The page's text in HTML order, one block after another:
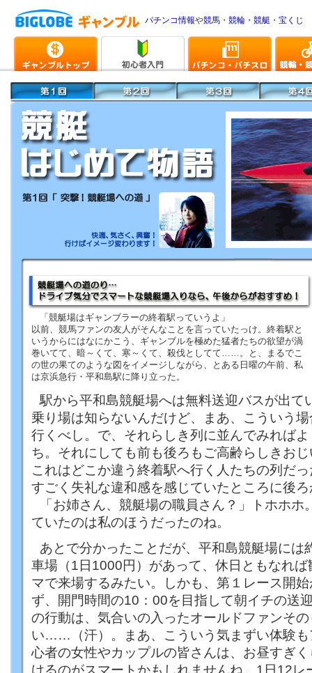
パチンコ情報や競馬 ・ 競輪・競艇 ・ 宝くじ
「競艇場はギャンブラーの終着駅っていうよ」
以前、競馬ファンの友人がそんなことを言っていたっけ。終着駅と
いうからにはなにかこう、ギャンブルを極めた猛者たちの欲望が渦
巻いてて、暗～くて、寒～くて、殺伐としてて……。と、まるでこ
の世の果てのような図をイメージしながら、とある日曜の午前、私
は京浜急行・平和島駅に降り立った。
駅から平和島競艇場へは無料送迎バスが出て
乗り場は知らないんだけど、まあ、こういう
行くべし。で、それらしき列に並んでみれば
ち。それにしても前も後ろもご高齢らしきお
これはどこか違う終着駅へ行く人たちの列だ
すごく失礼な違和感を感じていたところに後
「お姉さん、競艇場の職員さん？」トホホ
ていたのは私のほうだったのね。
あとで分かったことだが、平和島競艇場には
車場（1日1000円）があって、休日ともなれ
マで来場するみたい。しかも、第１レース開
ず、開門時間の10：00を目指して朝イチの送
の行動は、気合いの入ったオールドファンそ
い……（汗）。まあ、こういう気まずい体験も
心者の女性やカップルの皆さんは、お昼すぎ
けるのがスマートかもしれませんね。1日12レ